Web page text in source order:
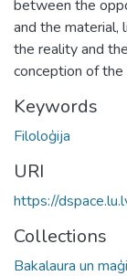
between the
and the material,
the reality and
conception of
Keywords
Filoloģija
URI
https://
Collections
Bakalaura un